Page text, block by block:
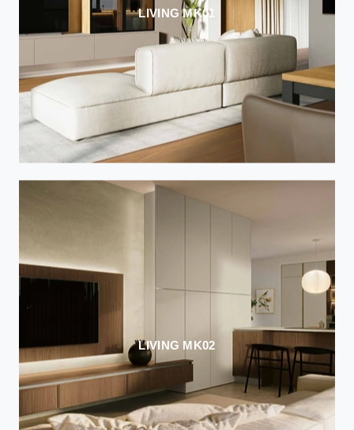
LIVING MK01
LIVING MK02